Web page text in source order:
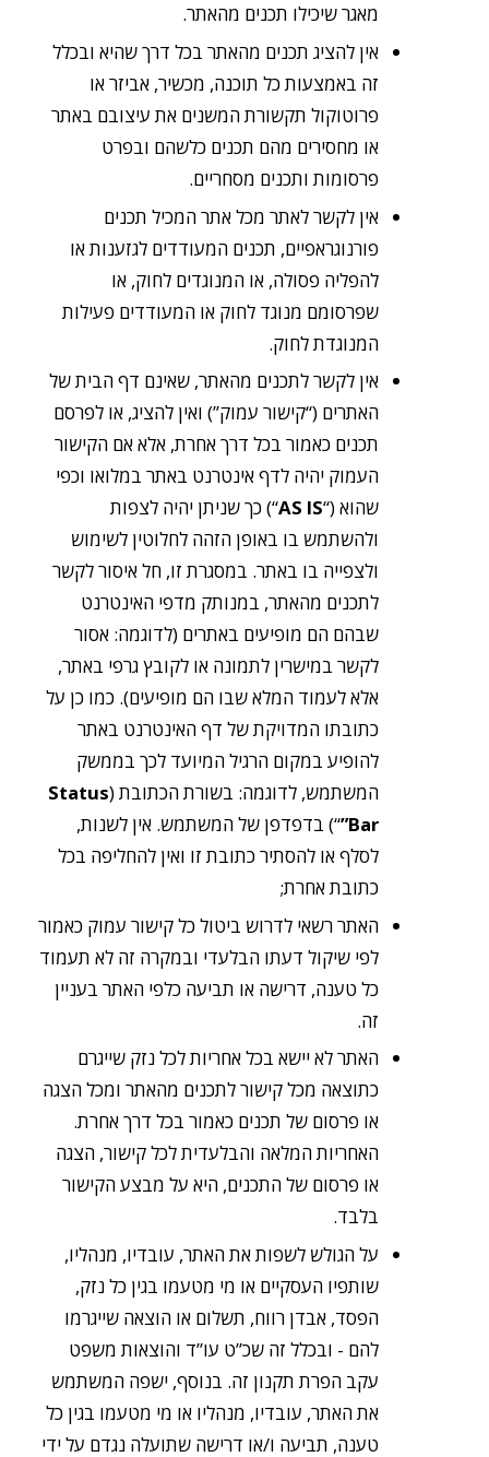
מאגר שיכילו תכנים מהאתר.
אין להציג תכנים מהאתר בכל דרך שהיא ובכלל
זה באמצעות כל תוכנה, מכשיר, אביזר או
פרוטוקול תקשורת המשנים את עיצובם באתר
או מחסירים מהם תכנים כלשהם ובפרט
פרסומות ותכנים מסחריים.
אין לקשר לאתר מכל אתר המכיל תכנים
פורנוגראפיים, תכנים המעודדים לגזענות או
להפליה פסולה, או המנוגדים לחוק, או
שפרסומם מנוגד לחוק או המעודדים פעילות
המנוגדת לחוק.
אין לקשר לתכנים מהאתר, שאינם דף הבית של
האתרים (“קישור עמוק”) ואין להציג, או לפרסם
תכנים כאמור בכל דרך אחרת, אלא אם הקישור
העמוק יהיה לדף אינטרנט באתר במלואו וכפי
שהוא (“AS IS“) כך שניתן יהיה לצפות
ולהשתמש בו באופן הזהה לחלוטין לשימוש
ולצפייה בו באתר. במסגרת זו, חל איסור לקשר
לתכנים מהאתר, במנותק מדפי האינטרנט
שבהם הם מופיעים באתרים (לדוגמה: אסור
לקשר במישרין לתמונה או לקובץ גרפי באתר,
אלא לעמוד המלא שבו הם מופיעים). כמו כן על
כתובתו המדויקת של דף האינטרנט באתר
להופיע במקום הרגיל המיועד לכך בממשק
המשתמש, לדוגמה: בשורת הכתובת (Status
Bar” “) בדפדפן של המשתמש. אין לשנות,
לסלף או להסתיר כתובת זו ואין להחליפה בכל
כתובת אחרת;
האתר רשאי לדרוש ביטול כל קישור עמוק כאמור
לפי שיקול דעתו הבלעדי ובמקרה זה לא תעמוד
כל טענה, דרישה או תביעה כלפי האתר בעניין
זה.
האתר לא יישא בכל אחריות לכל נזק שייגרם
כתוצאה מכל קישור לתכנים מהאתר ומכל הצגה
או פרסום של תכנים כאמור בכל דרך אחרת.
האחריות המלאה והבלעדית לכל קישור, הצגה
או פרסום של התכנים, היא על מבצע הקישור
בלבד.
על הגולש לשפות את האתר, עובדיו, מנהליו,
שותפיו העסקיים או מי מטעמו בגין כל נזק,
הפסד, אבדן רווח, תשלום או הוצאה שייגרמו
להם - ובכלל זה שכ”ט עו”ד והוצאות משפט
עקב הפרת תקנון זה. בנוסף, ישפה המשתמש
את האתר, עובדיו, מנהליו או מי מטעמו בגין כל
טענה, תביעה ו/או דרישה שתועלה נגדם על ידי